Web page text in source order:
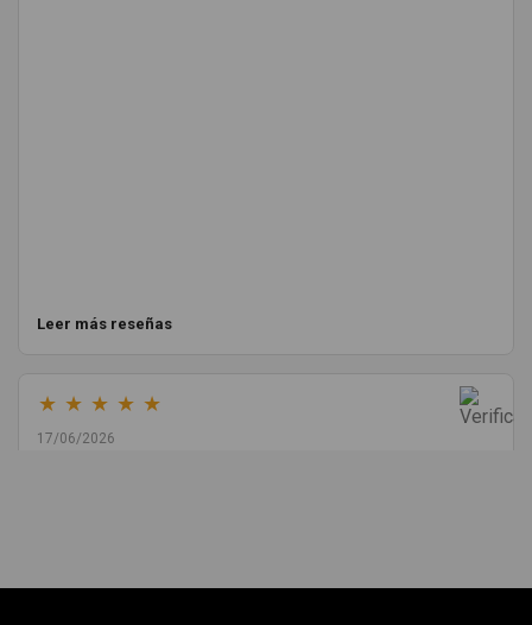
Leer más reseñas
★ ★ ★ ★ ★
17/06/2026